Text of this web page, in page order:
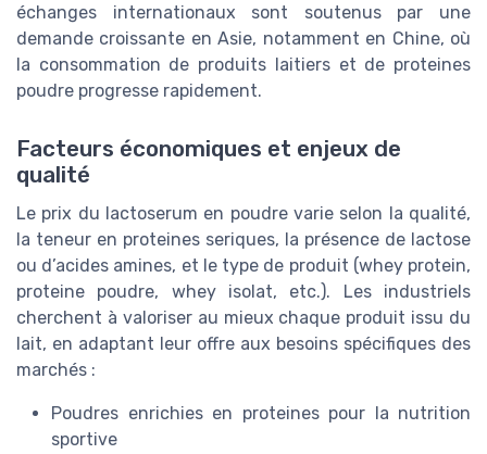
échanges internationaux sont soutenus par une
demande croissante en Asie, notamment en Chine, où
la consommation de produits laitiers et de proteines
poudre progresse rapidement.
Facteurs économiques et enjeux de
qualité
Le prix du lactoserum en poudre varie selon la qualité,
la teneur en proteines seriques, la présence de lactose
ou d’acides amines, et le type de produit (whey protein,
proteine poudre, whey isolat, etc.). Les industriels
cherchent à valoriser au mieux chaque produit issu du
lait, en adaptant leur offre aux besoins spécifiques des
marchés :
Poudres enrichies en proteines pour la nutrition
sportive